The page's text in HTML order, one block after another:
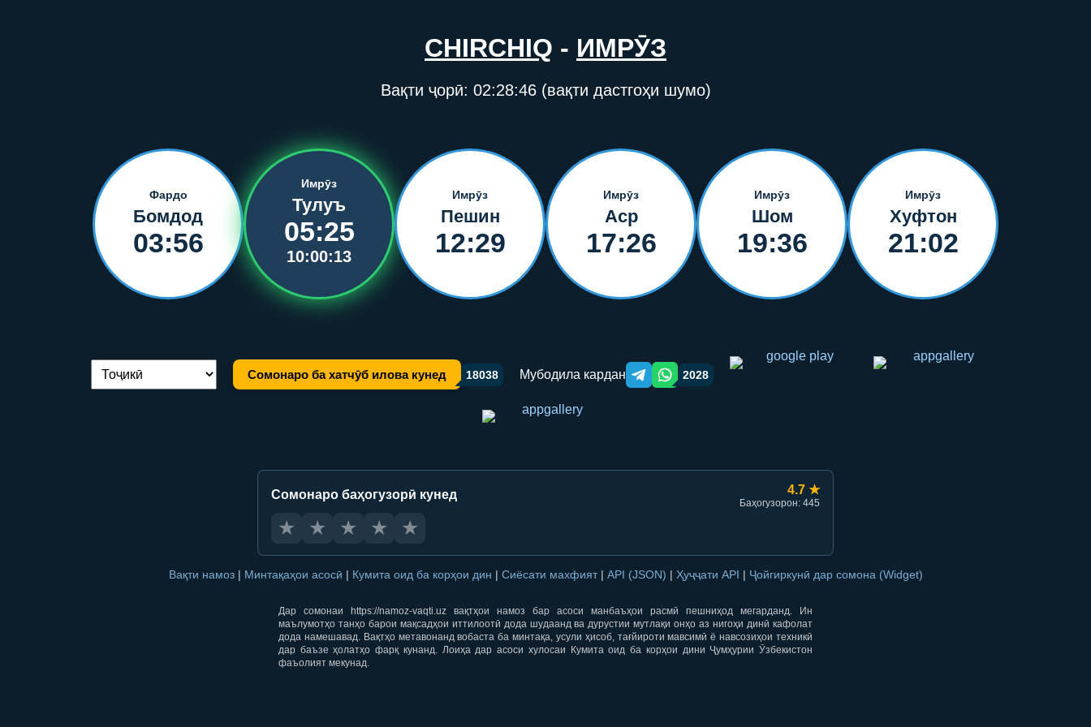
CHIRCHIQ - ИМРӮЗ
Вақти ҷорӣ: 02:28:46(вақти дастгоҳи шумо)
Фардо
Бомдод
03:56
Имрӯз
Тулуъ
05:25
10:00:13
Имрӯз
Пешин
12:29
Имрӯз
Аср
17:26
Имрӯз
Шом
19:36
Имрӯз
Хуфтон
21:02
Иваз кардани забон: Сомонаро ба хатчӯб илова кунед 18038 Мубодила кардан Telegram orqali ulashish
WhatsApp orqali ulashish
2028
Сомонаро баҳогузорӣ кунед 4.7 ★
Баҳогузорон: 445
★ ★ ★ ★ ★
Вақти намоз | Минтақаҳои асосӣ | Кумита оид ба корҳои дин | Сиёсати махфият | API (JSON) | Ҳуҷҷати API | Ҷойгиркунӣ дар сомона (Widget)
Дар сомонаи https://namoz-vaqti.uz вақтҳои намоз бар асоси манбаъҳои расмӣ пешниҳод мегарданд. Ин
маълумотҳо танҳо барои мақсадҳои иттилоотӣ дода шудаанд ва дурустии мутлақи онҳо аз нигоҳи динӣ кафолат
дода намешавад. Вақтҳо метавонанд вобаста ба минтақа, усули ҳисоб, тағйироти мавсимӣ ё навсозиҳои техникӣ
дар баъзе ҳолатҳо фарқ кунанд. Лоиҳа дар асоси хулосаи Кумита оид ба корҳои дини Ҷумҳурии Ӯзбекистон
фаъолият мекунад.